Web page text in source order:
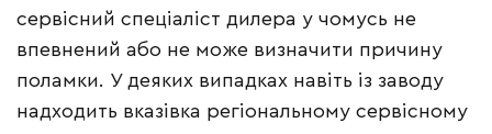
сервісний спеціаліст дилера у чомусь не
впевнений або не може визначити причину
поламки. У деяких випадках навіть із заводу
надходить вказівка регіональному сервісному